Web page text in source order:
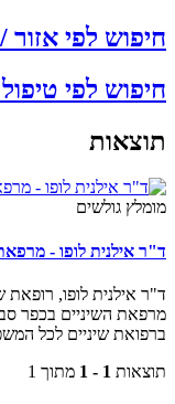
לפי אזור /
לפי טיפול
גולשים
אילנית לופו - מרפאת
השיניים בכפר סבא.
שיניים לכל
1 - 1
מתוך 1